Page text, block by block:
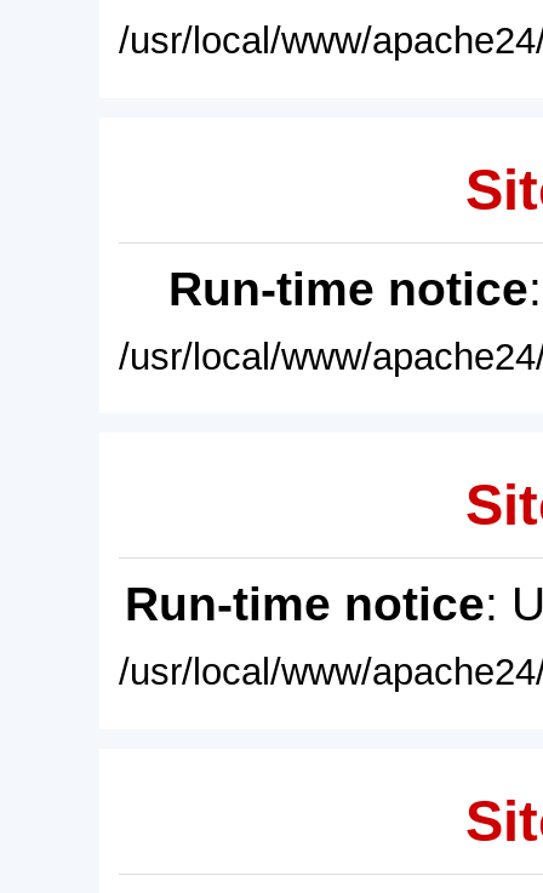
/usr/local/www/
Run-time notice
/usr/local/www/
Run-time notice:
/usr/local/www/